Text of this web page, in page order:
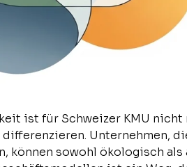
ist für Schweizer KMU
Unternehmen,
können sowohl ökologisch